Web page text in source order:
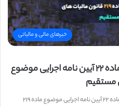
خبرهای مالی و مالیاتی
اظهارنامه مالیاتی برآوردی ماده ۲۲ آیین نامه اجرایی موضوع
اظهارنامه مالیاتی برآوردی برابر آنچه در ماده ۲۲ آیین نامه اجرایی موضوع ماده ۲۱۹